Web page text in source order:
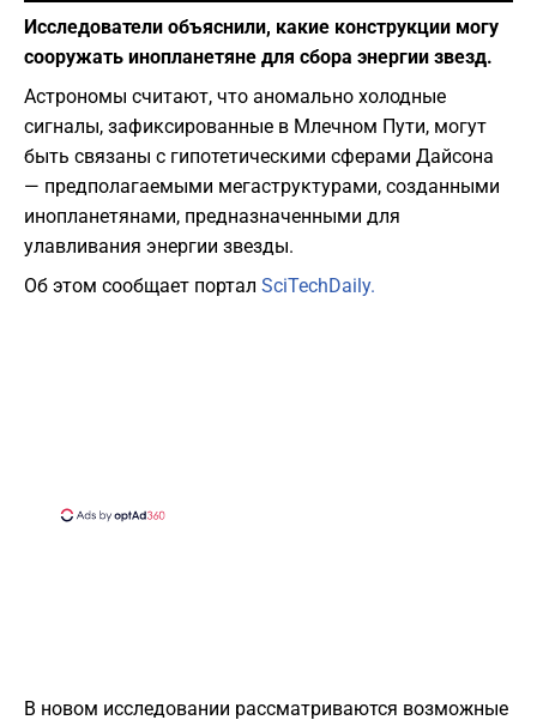
Исследователи объяснили, какие конструкции могу
сооружать инопланетяне для сбора энергии звезд.
Астрономы считают, что аномально холодные
сигналы, зафиксированные в Млечном Пути, могут
быть связаны с гипотетическими сферами Дайсона
— предполагаемыми мегаструктурами, созданными
инопланетянами, предназначенными для
улавливания энергии звезды.
Об этом сообщает портал SciTechDaily.
В новом исследовании рассматриваются возможные